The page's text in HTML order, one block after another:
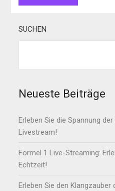
SUCHEN
Neueste Beiträge
Erleben Sie die Spannung
Livestream!
Formel 1 Live-Streaming:
Echtzeit!
Erleben Sie den